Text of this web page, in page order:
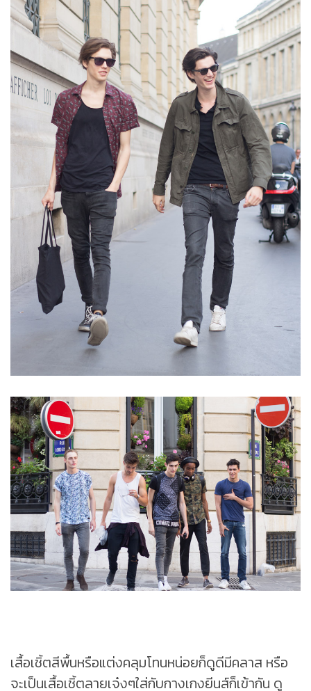
เสื้อเชิ้ตสีพื้นหรือแต่งคลุมโทนหน่อยก็ดูดีมีคลาส หรือ
จะเป็นเสื้อเชิ้ตลายเจ๋งๆใส่กับกางเกงยีนส์ก็เข้ากัน ดู